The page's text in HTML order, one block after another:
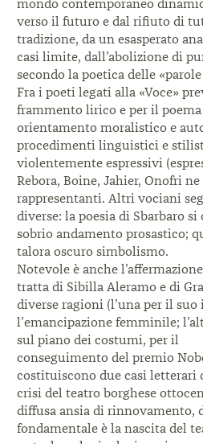
mondo contemporaneo
verso il futuro e dal rifiuto di
tradizione, da un esasperato
casi limite, dall’abolizione di
secondo la poetica delle
Fra i poeti legati alla «Voce»
frammento lirico e per il poema
orientamento moralistico e
procedimenti linguistici e
violentemente espressivi
Rebora, Boine, Jahier, Onofri
rappresentanti. Altri vociani
diverse: la poesia di Sbarbaro
sobrio andamento prosastico;
talora oscuro simbolismo.
Notevole è anche
tratta di Sibilla Aleramo e di
diverse ragioni (l’una per il suo
l’emancipazione femminile;
sul piano dei costumi, per il
conseguimento del premio
costituiscono due casi letterari
crisi del teatro borghese
diffusa ansia di rinnovamento,
fondamentale è la nascita del